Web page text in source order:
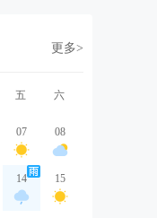
更多>
五 六
07 08
14 15